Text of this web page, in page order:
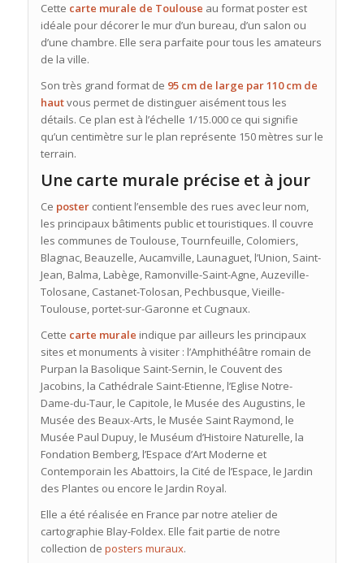
Cette carte murale de Toulouse au format poster est
idéale pour décorer le mur d’un bureau, d’un salon ou
d’une chambre. Elle sera parfaite pour tous les amateurs
de la ville.
Son très grand format de 95 cm de large par 110 cm de
hautvous permet de distinguer aisément tous les
détails. Ce plan est à l’échelle 1/15.000 ce qui signifie
qu’un centimètre sur le plan représente 150 mètres sur le
terrain.
Une carte murale précise et à jour
Ce postercontient l’ensemble des rues avec leur nom,
les principaux bâtiments public et touristiques. Il couvre
les communes de Toulouse, Tournfeuille, Colomiers,
Blagnac, Beauzelle, Aucamville, Launaguet, l’Union, Saint-
Jean, Balma, Labège, Ramonville-Saint-Agne, Auzeville-
Tolosane, Castanet-Tolosan, Pechbusque, Vieille-
Toulouse, portet-sur-Garonne et Cugnaux.
Cette carte murale indique par ailleurs les principaux
sites et monuments à visiter : l’Amphithéâtre romain de
Purpan la Basolique Saint-Sernin, le Couvent des
Jacobins, la Cathédrale Saint-Etienne, l’Eglise Notre-
Dame-du-Taur, le Capitole, le Musée des Augustins, le
Musée des Beaux-Arts, le Musée Saint Raymond, le
Musée Paul Dupuy, le Muséum d’Histoire Naturelle, la
Fondation Bemberg, l’Espace d’Art Moderne et
Contemporain les Abattoirs, la Cité de l’Espace, le Jardin
des Plantes ou encore le Jardin Royal.
Elle a été réalisée en France par notre atelier de
cartographie Blay-Foldex. Elle fait partie de notre
collection de posters muraux.